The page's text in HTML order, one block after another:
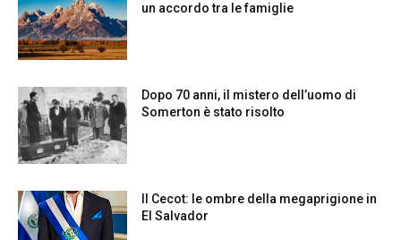
un accordo tra le famiglie
Dopo 70 anni, il mistero dell’uomo di
Somerton è stato risolto
Il Cecot: le ombre della megaprigione in
El Salvador